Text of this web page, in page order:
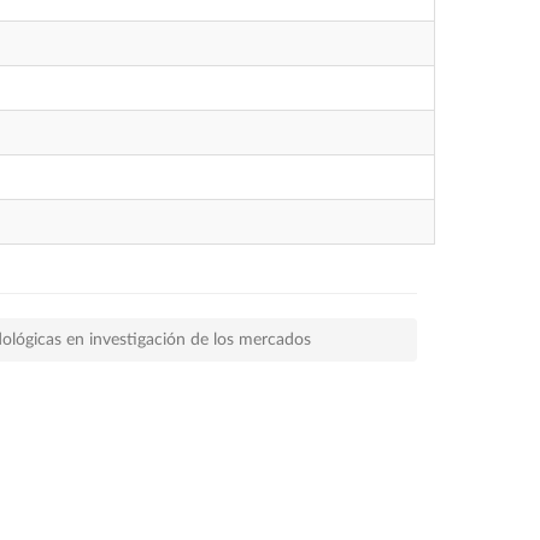
en investigación de los mercados